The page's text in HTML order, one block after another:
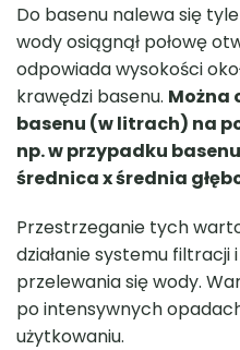
Do basenu nalewa się
wody osiągnął połowę
odpowiada wysokości
krawędzi basenu. Można
basenu (w litrach) na
np. w przypadku
średnica x średnia
Przestrzeganie tych
działanie systemu filtracji
przelewania się wody.
po intensywnych
użytkowaniu.